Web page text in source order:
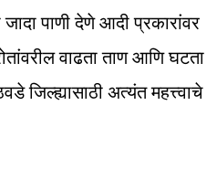
पाणी देणे आदी प्रकारांवर
वाढता ताण आणि घटता
जिल्ह्यासाठी अत्यंत महत्त्वाचे